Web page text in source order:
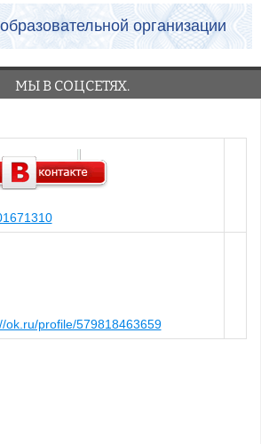
организации
МЫ В СОЦСЕТЯХ.
ok.ru/profile/579818463659